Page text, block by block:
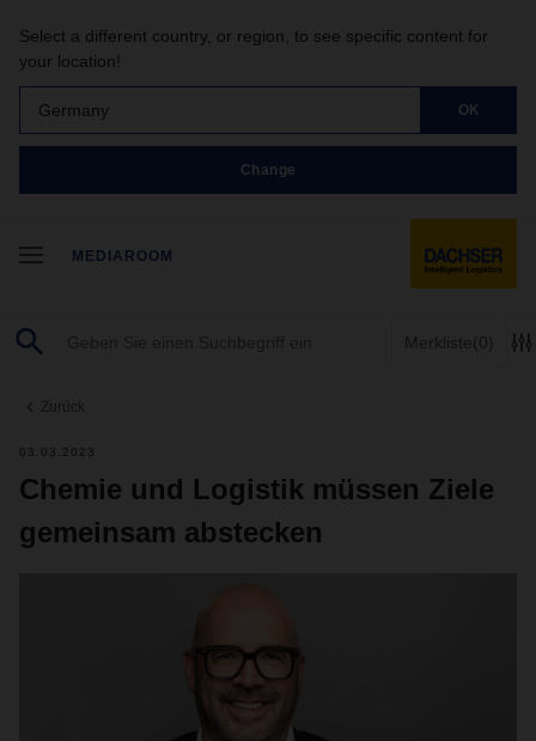
Select a different country, or region, to see specific content for
your location!
Germany OK
Change
MEDIAROOM
Merkliste(0)
Zurück
03.03.2023
Chemie und Logistik müssen Ziele
gemeinsam abstecken